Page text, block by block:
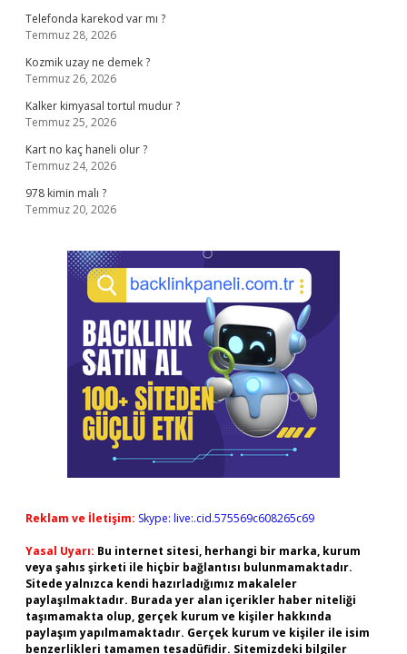
Telefonda karekod var mı ?
Temmuz 28, 2026
Kozmik uzay ne demek ?
Temmuz 26, 2026
Kalker kimyasal tortul mudur ?
Temmuz 25, 2026
Kart no kaç haneli olur ?
Temmuz 24, 2026
978 kimin malı ?
Temmuz 20, 2026
Reklam ve İletişim: Skype: live:.cid.575569c608265c69
Yasal Uyarı: Bu internet sitesi, herhangi bir marka, kurum
veya şahıs şirketi ile hiçbir bağlantısı bulunmamaktadır.
Sitede yalnızca kendi hazırladığımız makaleler
paylaşılmaktadır. Burada yer alan içerikler haber niteliği
taşımamakta olup, gerçek kurum ve kişiler hakkında
paylaşım yapılmamaktadır. Gerçek kurum ve kişiler ile isim
benzerlikleri tamamen tesadüfidir. Sitemizdeki bilgiler